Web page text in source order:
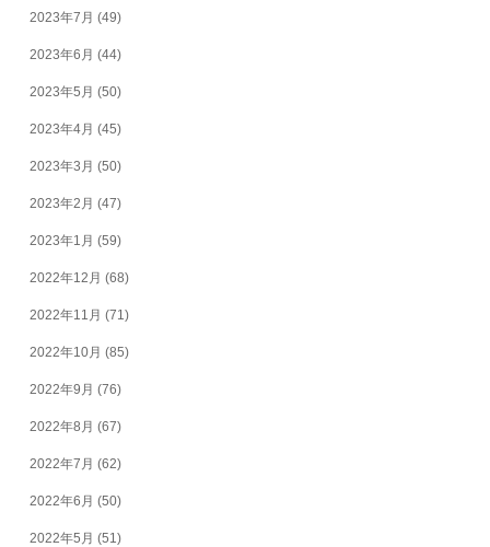
2023年7月 (49)
2023年6月 (44)
2023年5月 (50)
2023年4月 (45)
2023年3月 (50)
2023年2月 (47)
2023年1月 (59)
2022年12月 (68)
2022年11月 (71)
2022年10月 (85)
2022年9月 (76)
2022年8月 (67)
2022年7月 (62)
2022年6月 (50)
2022年5月 (51)